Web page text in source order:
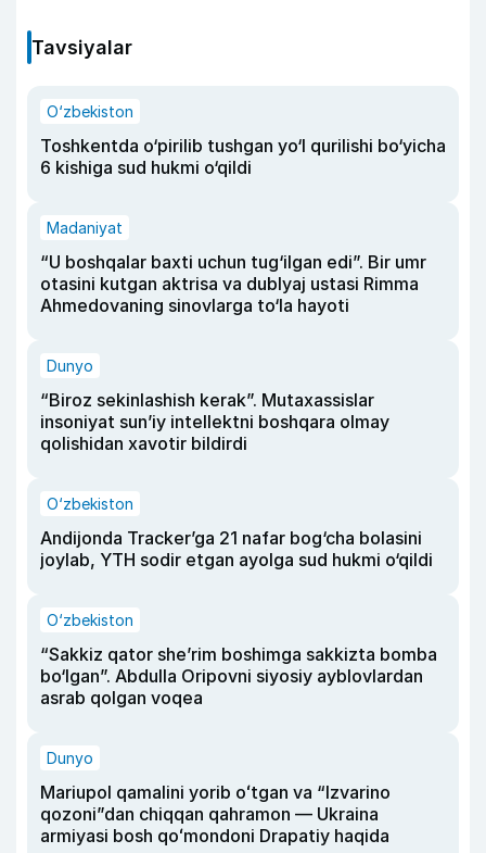
Tavsiyalar
O‘zbekiston
Toshkentda o‘pirilib tushgan yo‘l qurilishi bo‘yicha
6 kishiga sud hukmi o‘qildi
Madaniyat
“U boshqalar baxti uchun tug‘ilgan edi”. Bir umr
otasini kutgan aktrisa va dublyaj ustasi Rimma
Ahmedovaning sinovlarga to‘la hayoti
Dunyo
“Biroz sekinlashish kerak”. Mutaxassislar
insoniyat sun’iy intellektni boshqara olmay
qolishidan xavotir bildirdi
O‘zbekiston
Andijonda Tracker’ga 21 nafar bog‘cha bolasini
joylab, YTH sodir etgan ayolga sud hukmi o‘qildi
O‘zbekiston
“Sakkiz qator she’rim boshimga sakkizta bomba
bo‘lgan”. Abdulla Oripovni siyosiy ayblovlardan
asrab qolgan voqea
Dunyo
Mariupol qamalini yorib oʻtgan va “Izvarino
qozoni”dan chiqqan qahramon — Ukraina
armiyasi bosh qoʻmondoni Drapatiy haqida